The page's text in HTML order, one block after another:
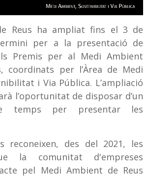
Reus ha ampliat fins el 3 de
per a la presentació de
Premis per al Medi Ambient
coordinats per l’Àrea de Medi
i Via Pública. L’ampliació
l’oportunitat de disposar d’un
temps per presentar les
reconeixen, des del 2021, les
la comunitat d'empreses
pel Medi Ambient de Reus